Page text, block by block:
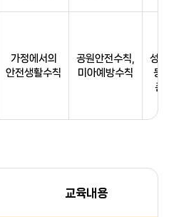
가정에서의
안전생활수칙
공원안전수칙,
미아예방수칙
성
등
존
교육내용